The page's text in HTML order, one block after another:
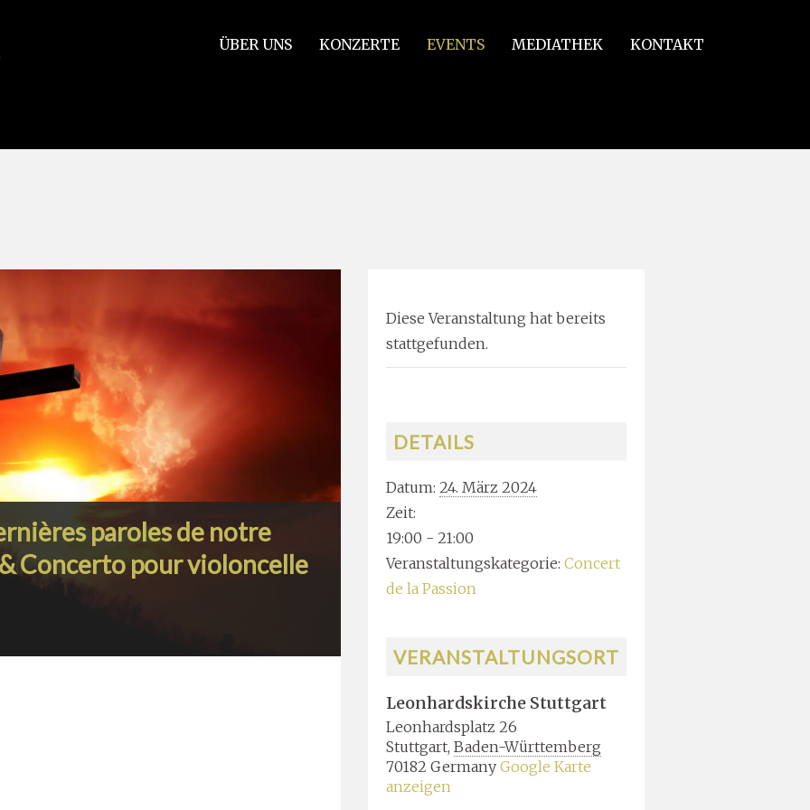
ÜBER UNS KONZERTE EVENTS MEDIATHEK KONTAKT
dernières paroles de notre Sauveur sur la croix & Concerto pour violoncelle en ré majeur
paroles de notre
Concerto pour violoncelle
Diese Veranstaltung hat bereits
stattgefunden.
DETAILS
Datum: 24. März 2024
Zeit:
19:00 - 21:00
Veranstaltungskategorie: Concert
de la Passion
VERANSTALTUNGSORT
Leonhardskirche Stuttgart
Leonhardsplatz 26
Stuttgart, Baden-Württemberg
70182 Germany Google Karte
anzeigen